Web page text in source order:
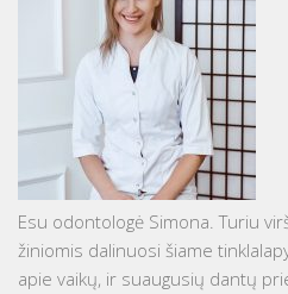
Esu odontologė Simona. Turiu
žiniomis dalinuosi šiame
apie vaikų, ir suaugusių dantų